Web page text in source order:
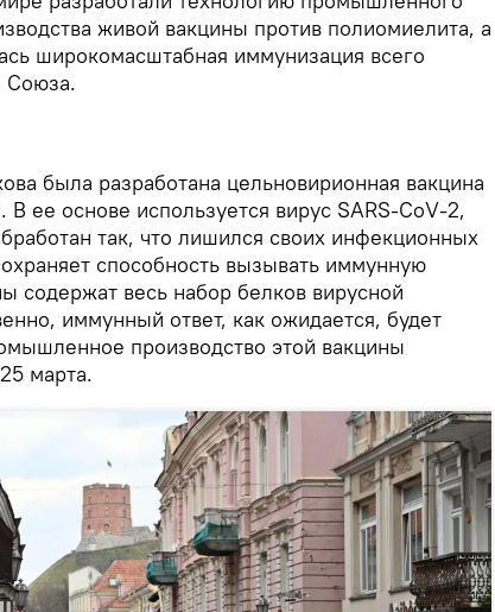
живой вакцины против полиомиелита, а
широкомасштабная иммунизация всего
Союза.
была разработана цельновирионная вакцина
В ее основе используется вирус SARS-CoV-2,
так, что лишился своих инфекционных
способность вызывать иммунную
содержат весь набор белков вирусной
иммунный ответ, как ожидается, будет
производство этой вакцины
марта.